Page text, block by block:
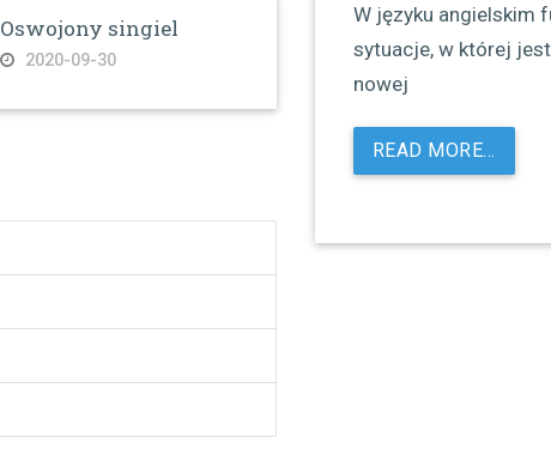
Oswojony singiel
2020-09-30
W języku angielskim
sytuacje, w której
nowej
READ MORE…